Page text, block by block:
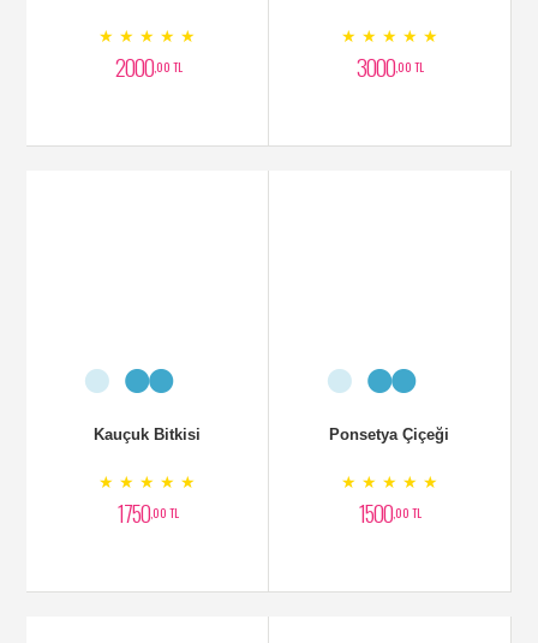
★ ★ ★ ★ ★
2000,00 TL
★ ★ ★ ★ ★
3000,00 TL
Kauçuk Bitkisi
★ ★ ★ ★ ★
1750,00 TL
Ponsetya Çiçeği
★ ★ ★ ★ ★
1500,00 TL